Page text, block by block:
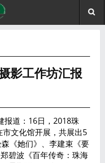
影工作坊汇报
报道：16日，2018珠
市文化馆开展，共展出5
《她们》、李建束《要
碧波《百年传奇：珠海